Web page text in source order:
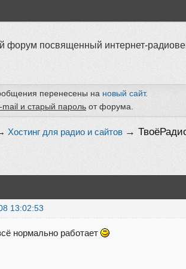
форум посвященный интернет-
перенесены на новый сайт.
mail и старый пароль от форума.
Хостинг для радио и сайтов →
13:02:53
нормально работает